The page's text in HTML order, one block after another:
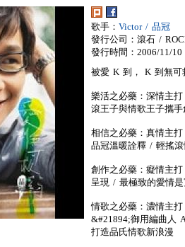
歌手： Victor / 品冠
發行公司：滾石 /
發行時間：2006/11/10
被愛 K 到， K 到無可
樂活之必藥：深情主
滾王子與情歌王子攜
相信之必藥：真情主
品冠溫暖詮釋 / 輕搖
創作之必藥：癡情主
呈現 / 最極致的愛情
情歌之必藥：濃情主
&#21894;御用編曲人
打造品氏情歌新浪漫